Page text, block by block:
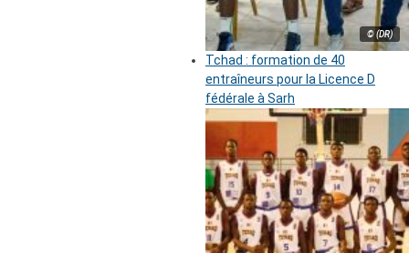
© (DR)
Tchad : formation de 40
entraîneurs pour la Licence D
fédérale à Sarh